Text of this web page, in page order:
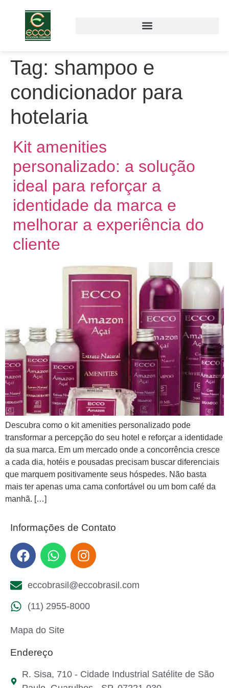
Tag: shampoo e
condicionador para
hotelaria
Kit amenities
personalizado: a solução
ideal para reforçar a
identidade da marca e
melhorar a experiência do
cliente
Descubra como o kit amenities personalizado pode
transformar a percepção do seu hotel e reforçar a identidade
da sua marca. Em um mercado onde a concorrência cresce
a cada dia, hotéis e pousadas precisam buscar diferenciais
que marquem positivamente seus hóspedes. Não basta
mais ter apenas uma cama confortável ou um bom café da
manhã. […]
Informações de Contato
eccobrasil@eccobrasil.com
(11) 2955-8000
Mapa do Site
Endereço
R. Sisa, 710 - Cidade Industrial Satélite de São